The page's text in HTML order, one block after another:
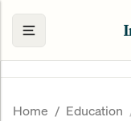
Home Education